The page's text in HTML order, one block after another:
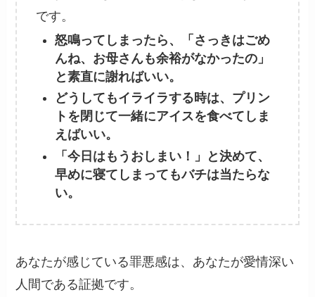
です。
怒鳴ってしまったら、「さっきはごめ
んね、お母さんも余裕がなかったの」
と素直に謝ればいい。
どうしてもイライラする時は、プリン
トを閉じて一緒にアイスを食べてしま
えばいい。
「今日はもうおしまい！」と決めて、
早めに寝てしまってもバチは当たらな
い。
あなたが感じている罪悪感は、あなたが愛情深い
人間である証拠です。